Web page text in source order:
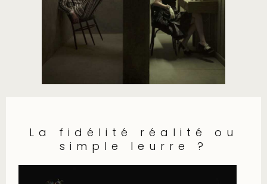
La fidélité réalité ou
simple leurre ?